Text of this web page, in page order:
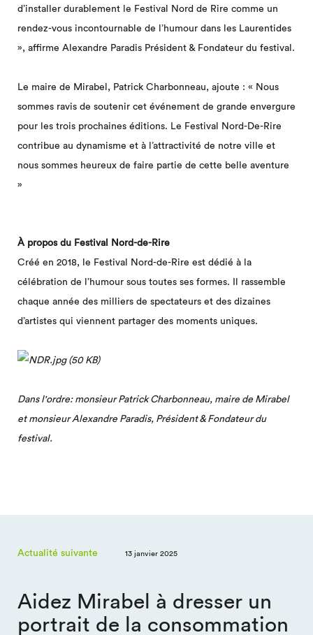
d’installer durablement le Festival Nord de Rire comme un
rendez-vous incontournable de l’humour dans les Laurentides
», affirme Alexandre Paradis Président & Fondateur du festival.
Le maire de Mirabel, Patrick Charbonneau, ajoute : « Nous
sommes ravis de soutenir cet événement de grande envergure
pour les trois prochaines éditions. Le Festival Nord-De-Rire
contribue au dynamisme et à l’attractivité de notre ville et
nous sommes heureux de faire partie de cette belle aventure
»
À propos du Festival Nord-de-Rire
Créé en 2018, le Festival Nord-de-Rire est dédié à la
célébration de l’humour sous toutes ses formes. Il rassemble
chaque année des milliers de spectateurs et des dizaines
d’artistes qui viennent partager des moments uniques.
Dans l'ordre: monsieur Patrick Charbonneau, maire de Mirabel
et monsieur Alexandre Paradis, Président & Fondateur du
festival.
Actualité suivante 13 janvier 2025
Aidez Mirabel à dresser un
portrait de la consommation